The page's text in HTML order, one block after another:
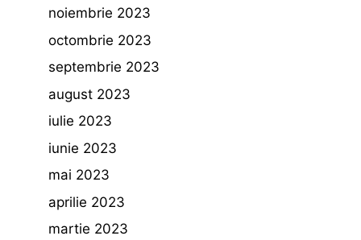
noiembrie 2023
octombrie 2023
septembrie 2023
august 2023
iulie 2023
iunie 2023
mai 2023
aprilie 2023
martie 2023